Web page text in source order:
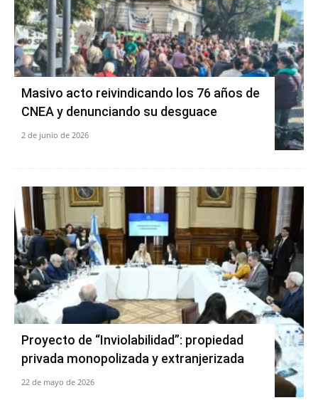
Masivo acto reivindicando los 76 años de
CNEA y denunciando su desguace
2 de junio de 2026
Proyecto de “Inviolabilidad”: propiedad
privada monopolizada y extranjerizada
22 de mayo de 2026